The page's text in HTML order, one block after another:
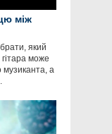
між
який
може
а